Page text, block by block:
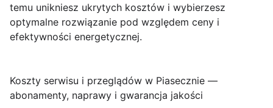
temu unikniesz ukrytych kosztów i wybierzesz
optymalne rozwiązanie pod względem ceny i
efektywności energetycznej.
Koszty serwisu i przeglądów w Piasecznie —
abonamenty, naprawy i gwarancja jakości